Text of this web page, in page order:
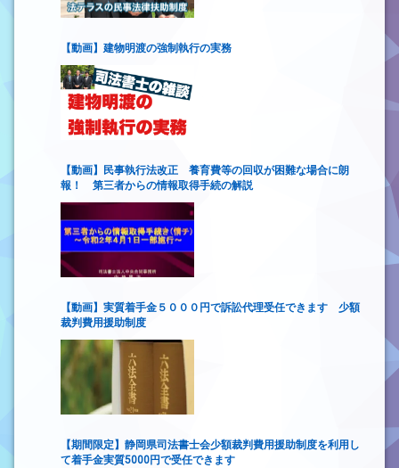
【動画】建物明渡の強制執行の実務
【動画】民事執行法改正 養育費等の回収が困難な場合に朗
報！ 第三者からの情報取得手続の解説
【動画】実質着手金５０００円で訴訟代理受任できます 少額
裁判費用援助制度
【期間限定】静岡県司法書士会少額裁判費用援助制度を利用し
て着手金実質5000円で受任できます